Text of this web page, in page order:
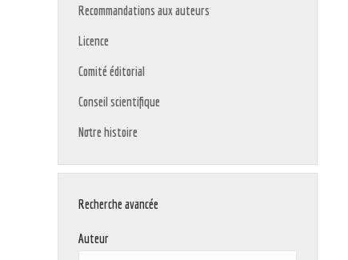
Recommandations aux auteurs
Licence
Comité éditorial
Conseil scientifique
Notre histoire
Recherche avancée
Auteur